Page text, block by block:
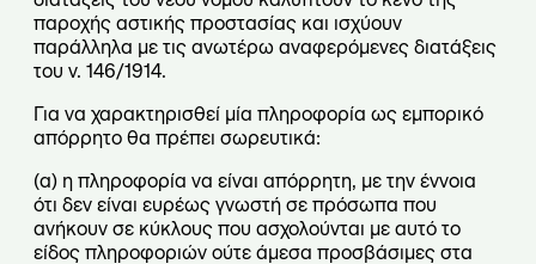
παροχής αστικής προστασίας και ισχύουν
παράλληλα με τις ανωτέρω αναφερόμενες διατάξεις
του ν. 146/1914.
Για να χαρακτηρισθεί μία πληροφορία ως εμπορικό
απόρρητο θα πρέπει σωρευτικά:
(α) η πληροφορία να είναι απόρρητη, με την έννοια
ότι δεν είναι ευρέως γνωστή σε πρόσωπα που
ανήκουν σε κύκλους που ασχολούνται με αυτό το
είδος πληροφοριών ούτε άμεσα προσβάσιμες στα